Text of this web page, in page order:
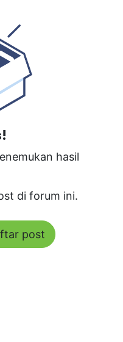
hasil
di forum ini.
post